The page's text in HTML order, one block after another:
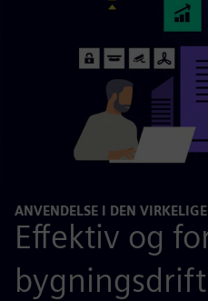
ANVENDELSE I DEN
Effektiv og
bygningsdrift